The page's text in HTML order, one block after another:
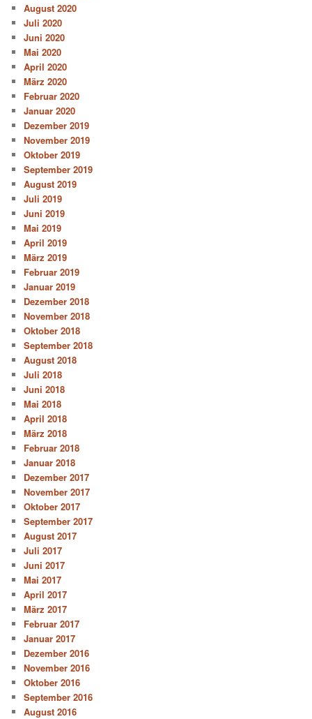
August 2020
Juli 2020
Juni 2020
Mai 2020
April 2020
März 2020
Februar 2020
Januar 2020
Dezember 2019
November 2019
Oktober 2019
September 2019
August 2019
Juli 2019
Juni 2019
Mai 2019
April 2019
März 2019
Februar 2019
Januar 2019
Dezember 2018
November 2018
Oktober 2018
September 2018
August 2018
Juli 2018
Juni 2018
Mai 2018
April 2018
März 2018
Februar 2018
Januar 2018
Dezember 2017
November 2017
Oktober 2017
September 2017
August 2017
Juli 2017
Juni 2017
Mai 2017
April 2017
März 2017
Februar 2017
Januar 2017
Dezember 2016
November 2016
Oktober 2016
September 2016
August 2016